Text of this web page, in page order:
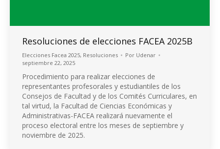
Resoluciones de elecciones FACEA 2025B
Elecciones Facea 2025, Resoluciones Por Udenar
septiembre 22, 2025
Procedimiento para realizar elecciones de
representantes profesorales y estudiantiles de los
Consejos de Facultad y de los Comités Curriculares, en
tal virtud, la Facultad de Ciencias Económicas y
Administrativas-FACEA realizará nuevamente el
proceso electoral entre los meses de septiembre y
noviembre de 2025.